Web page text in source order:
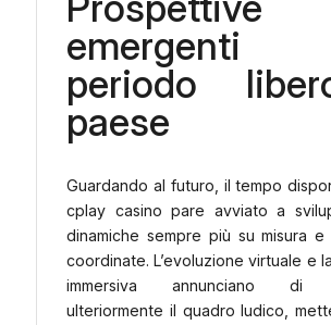
periodo
paese
Guardando al futuro, il tempo
cplay casino pare avviato a
dinamiche sempre più su misura e
coordinate. L’evoluzione virtuale e
immersiva annunciano di
ulteriormente il quadro ludico,